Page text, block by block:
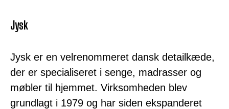
Jysk
Jysk er en velrenommeret dansk detailkæde,
der er specialiseret i senge, madrasser og
møbler til hjemmet. Virksomheden blev
grundlagt i 1979 og har siden ekspanderet